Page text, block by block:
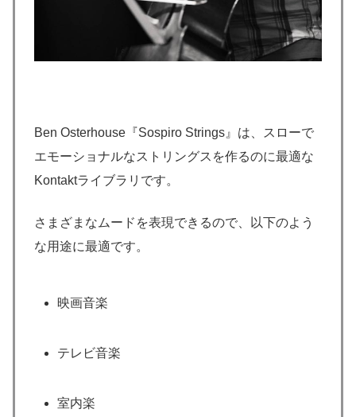
Ben Osterhouse『Sospiro Strings』は、スローで
エモーショナルなストリングスを作るのに最適な
Kontaktライブラリです。
さまざまなムードを表現できるので、以下のよう
な用途に最適です。
映画音楽
テレビ音楽
室内楽